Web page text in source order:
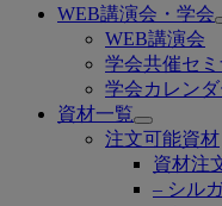
WEB講演会・学会
WEB講演会
学会共催セ
学会カレンダ
資材一覧
Open
submenu
注文可能資材
資材注
– シル